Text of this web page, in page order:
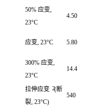
50% 应变,
23°C
4.50
应变, 23°C 5.80
300% 应变,
23°C
14.4
拉伸应变 2(断
裂, 23°C)
540